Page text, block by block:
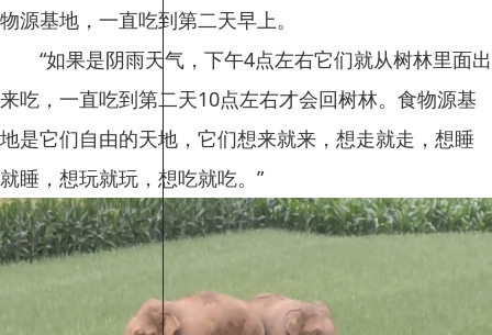
物源基地，一直吃到第二天早上。
“如果是阴雨天气，下午4点左右它们就从树林里面出
来吃，一直吃到第二天10点左右才会回树林。食物源基
地是它们自由的天地，它们想来就来，想走就走，想睡
就睡，想玩就玩，想吃就吃。”